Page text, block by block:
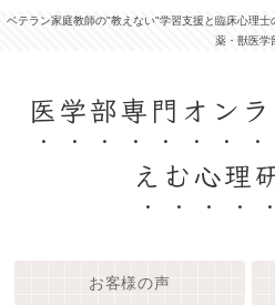
ベテラン家庭教師の"教えない"学習支援と臨床心理士
薬・獣医学
医学部専門オン
えむ心理
お客様の声